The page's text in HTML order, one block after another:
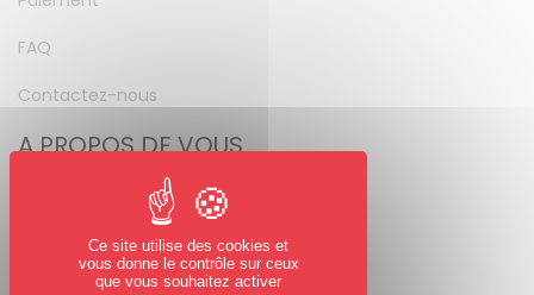
FAQ
Contactez-nous
A PROPOS DE VOUS
Mot de passe perdu
NOUS SUIVRE
Ce site utilise des cookies et
vous donne le contrôle sur ceux
que vous souhaitez activer